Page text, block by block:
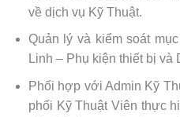
về dịch vụ Kỹ Thuật.
Quản lý và kiểm soát
Linh – Phụ kiện thiết bị và
Phối hợp với Admin Kỹ
phối Kỹ Thuật Viên thực